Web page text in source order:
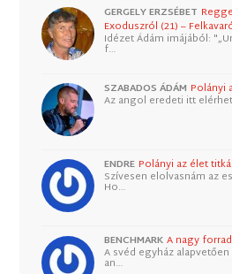
GERGELY ERZSÉBET
Exoduszról (21) –
Idézet Ádám imájából:
f…
SZABADOS ÁDÁM Polányi
Az angol eredeti itt
ENDRE Polányi az élet
Szívesen elolvasnám az
Ho…
BENCHMARK A nagy
A svéd egyház
an…